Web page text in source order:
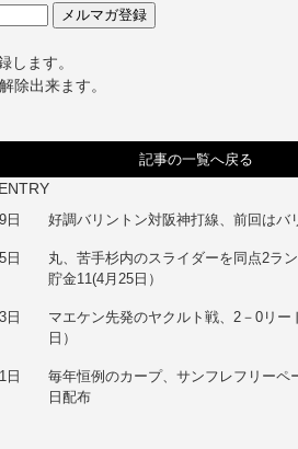
します。
除出来ます。
記事の一覧へ戻る
日 好調バリントン対阪神打線、前回は
日
丸、苦手杉内のスライダーを同点2ラ
貯金11(4月25日）
日
マエケン先発のヤクルト戦、2－0リ
日）
日
毎年恒例のカープ、サンフレフリーペ
日配布